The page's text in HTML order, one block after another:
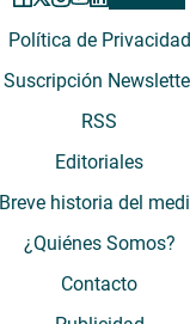
Política de Privacidad
Suscripción
RSS
Editoriales
Breve historia del
¿Quiénes Somos?
Contacto